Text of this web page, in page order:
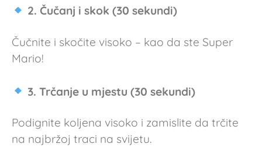
2. Čučanj i skok (30 sekundi)
Čučnite i skočite visoko – kao da ste Super
Mario!
3. Trčanje u mjestu (30 sekundi)
Podignite koljena visoko i zamislite da trčite
na najbržoj traci na svijetu.